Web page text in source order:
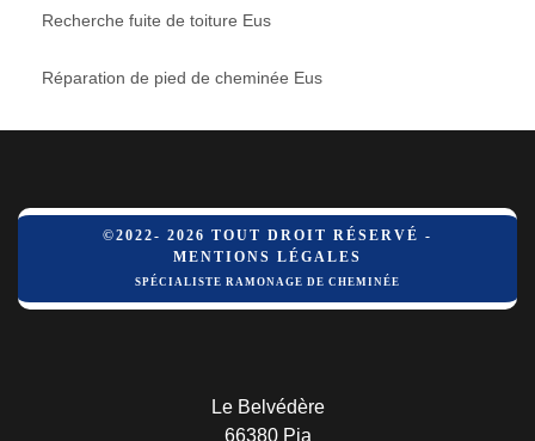
Recherche fuite de toiture Eus
Réparation de pied de cheminée Eus
©2022- 2026 TOUT DROIT RÉSERVÉ -
MENTIONS LÉGALES
SPÉCIALISTE RAMONAGE DE CHEMINÉE
Le Belvédère
66380 Pia